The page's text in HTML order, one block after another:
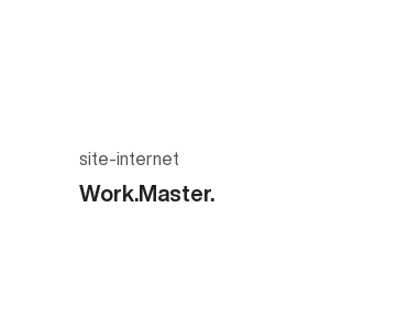
site-internet
Work.Master.